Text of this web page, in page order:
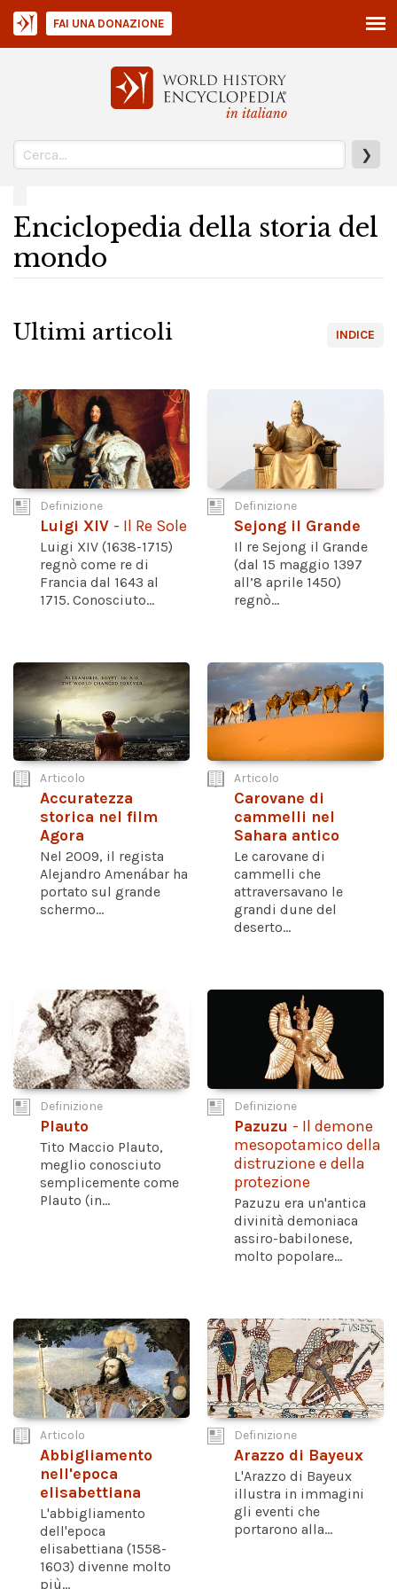
in italiano
❯
FAI UNA DONAZIONE
Enciclopedia della storia del
mondo
INDICE
Ultimi articoli
Definizione
Luigi XIV - Il Re Sole
Luigi XIV (1638-1715)
regnò come re di
Francia dal 1643 al
1715. Conosciuto...
Definizione
Sejong il Grande
Il re Sejong il Grande
(dal 15 maggio 1397
all’8 aprile 1450)
regnò...
Articolo
Accuratezza
storica nel film
Agora
Nel 2009, il regista
Alejandro Amenábar ha
portato sul grande
schermo...
Articolo
Carovane di
cammelli nel
Sahara antico
Le carovane di
cammelli che
attraversavano le
grandi dune del
deserto...
Definizione
Plauto
Tito Maccio Plauto,
meglio conosciuto
semplicemente come
Plauto (in...
Definizione
Pazuzu - Il demone
mesopotamico della
distruzione e della
protezione
Pazuzu era un'antica
divinità demoniaca
assiro-babilonese,
molto popolare...
Articolo
Abbigliamento
nell'epoca
elisabettiana
L'abbigliamento
dell'epoca
elisabettiana (1558-
1603) divenne molto
più...
Definizione
Arazzo di Bayeux
L'Arazzo di Bayeux
illustra in immagini
gli eventi che
portarono alla...